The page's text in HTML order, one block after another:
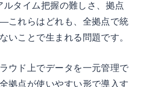
タイム把握の難しさ、拠点
これらはどれも、全拠点で統
いことで生まれる問題です。
ウド上でデータを一元管理で
拠点が使いやすい形で導入す